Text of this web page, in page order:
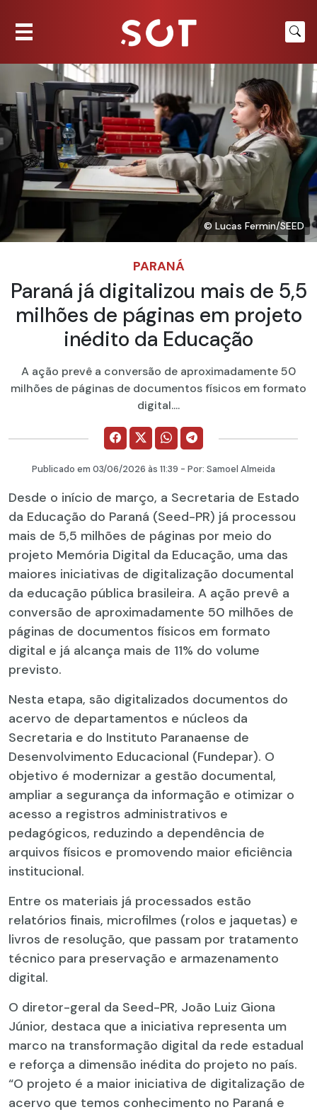
© Lucas Fermin/SEED
PARANÁ
Paraná já digitalizou mais de 5,5
milhões de páginas em projeto
inédito da Educação
A ação prevê a conversão de aproximadamente 50
milhões de páginas de documentos físicos em formato
digital....
Publicado em 03/06/2026 às 11:39 - Por: Samoel Almeida
Desde o início de março, a Secretaria de Estado
da Educação do Paraná (Seed-PR) já processou
mais de 5,5 milhões de páginas por meio do
projeto Memória Digital da Educação, uma das
maiores iniciativas de digitalização documental
da educação pública brasileira. A ação prevê a
conversão de aproximadamente 50 milhões de
páginas de documentos físicos em formato
digital e já alcança mais de 11% do volume
previsto.
Nesta etapa, são digitalizados documentos do
acervo de departamentos e núcleos da
Secretaria e do Instituto Paranaense de
Desenvolvimento Educacional (Fundepar). O
objetivo é modernizar a gestão documental,
ampliar a segurança da informação e otimizar o
acesso a registros administrativos e
pedagógicos, reduzindo a dependência de
arquivos físicos e promovendo maior eficiência
institucional.
Entre os materiais já processados estão
relatórios finais, microfilmes (rolos e jaquetas) e
livros de resolução, que passam por tratamento
técnico para preservação e armazenamento
digital.
O diretor-geral da Seed-PR, João Luiz Giona
Júnior, destaca que a iniciativa representa um
marco na transformação digital da rede estadual
e reforça a dimensão inédita do projeto no país.
“O projeto é a maior iniciativa de digitalização de
acervo que temos conhecimento no Paraná e